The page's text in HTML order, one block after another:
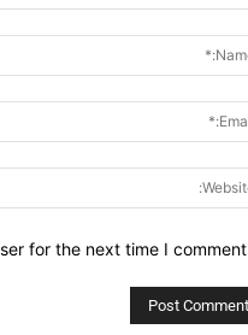
for the next time I comment.